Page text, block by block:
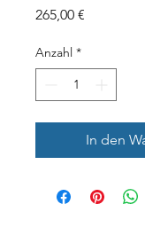
265,00 €
Anzahl *
In den